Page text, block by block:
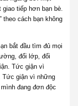
tiếp hơn bạn bè.
theo cách bạn không
bắt đầu tìm đủ mọi
đổi lớp, đổi
Tức giận vì
Tức giận vì những
đang đơn độc